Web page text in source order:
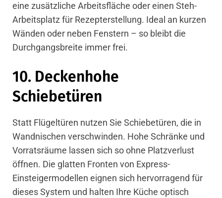
eine zusätzliche Arbeitsfläche oder einen Steh-
Arbeitsplatz für Rezepterstellung. Ideal an kurzen
Wänden oder neben Fenstern – so bleibt die
Durchgangsbreite immer frei.
10. Deckenhohe
Schiebetüren
Statt Flügeltüren nutzen Sie Schiebetüren, die in
Wandnischen verschwinden. Hohe Schränke und
Vorratsräume lassen sich so ohne Platzverlust
öffnen. Die glatten Fronten von Express-
Einsteigermodellen eignen sich hervorragend für
dieses System und halten Ihre Küche optisch